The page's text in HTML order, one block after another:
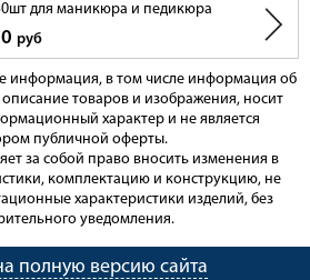
для маникюра и педикюра
руб
информация, в том числе информация об
описание товаров и изображения, носит
характер и не является
публичной оферты.
за собой право вносить изменения в
комплектацию и конструкцию, не
характеристики изделий, без
уведомления.
полную версию сайта